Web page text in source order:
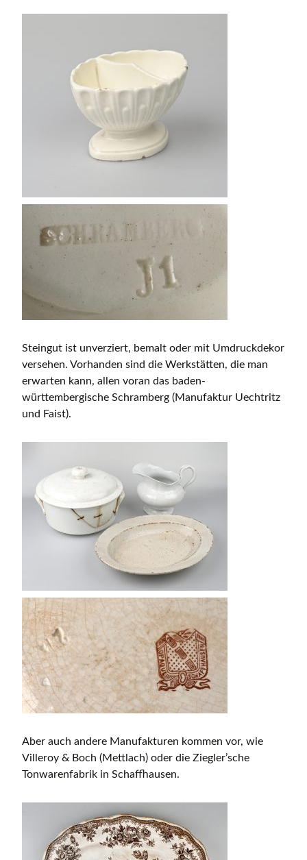
Steingut ist unverziert, bemalt oder mit Umdruckdekor
versehen. Vorhanden sind die Werkstätten, die man
erwarten kann, allen voran das baden-
württembergische Schramberg (Manufaktur Uechtritz
und Faist).
Aber auch andere Manufakturen kommen vor, wie
Villeroy & Boch (Mettlach) oder die Ziegler’sche
Tonwarenfabrik in Schaffhausen.